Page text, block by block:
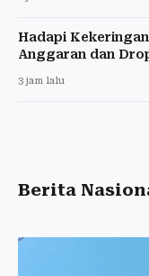
Hadapi
Anggaran dan
3 jam lalu
Berita